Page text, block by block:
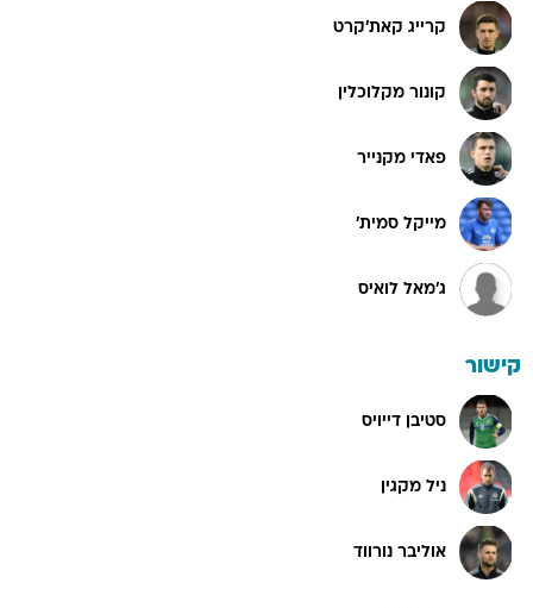
קרייג קאת'קרט
קונור מקלוכלין
פאדי מקנייר
מייקל סמית'
ג'מאל לואיס
קישור
סטיבן דייויס
ניל מקגין
אוליבר נורווד